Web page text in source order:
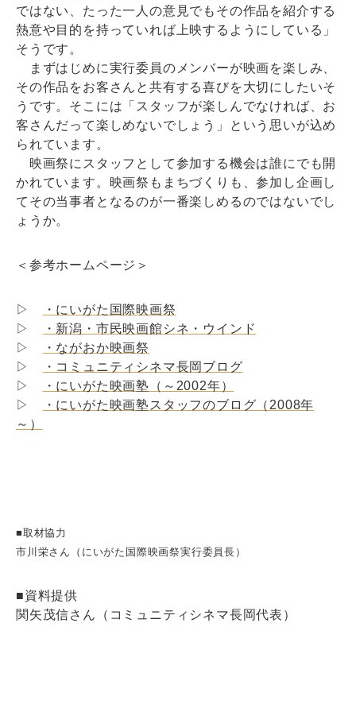
ではない、たった一人の意見でもその作品を紹介する
熱意や目的を持っていれば上映するようにしている」
そうです。
まずはじめに実行委員のメンバーが映画を楽しみ、
その作品をお客さんと共有する喜びを大切にしたいそ
うです。そこには「スタッフが楽しんでなければ、お
客さんだって楽しめないでしょう」という思いが込め
られています。
映画祭にスタッフとして参加する機会は誰にでも開
かれています。映画祭もまちづくりも、参加し企画し
てその当事者となるのが一番楽しめるのではないでし
ょうか。
＜参考ホームページ＞
▷
・にいがた国際映画祭
▷
・新潟・市民映画館シネ・ウインド
▷
・ながおか映画祭
▷
・コミュニティシネマ長岡ブログ
▷
・にいがた映画塾（～2002年）
▷
・にいがた映画塾スタッフのブログ（2008年
～）
■取材協力
市川栄さん（にいがた国際映画祭実行委員長）
■資料提供
関矢茂信さん（コミュニティシネマ長岡代表）